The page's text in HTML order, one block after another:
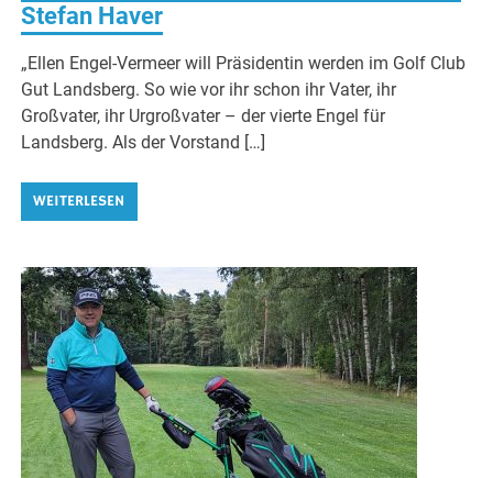
Stefan Haver
„Ellen Engel-Vermeer will Präsidentin werden im Golf Club
Gut Landsberg. So wie vor ihr schon ihr Vater, ihr
Großvater, ihr Urgroßvater – der vierte Engel für
Landsberg. Als der Vorstand […]
WEITERLESEN